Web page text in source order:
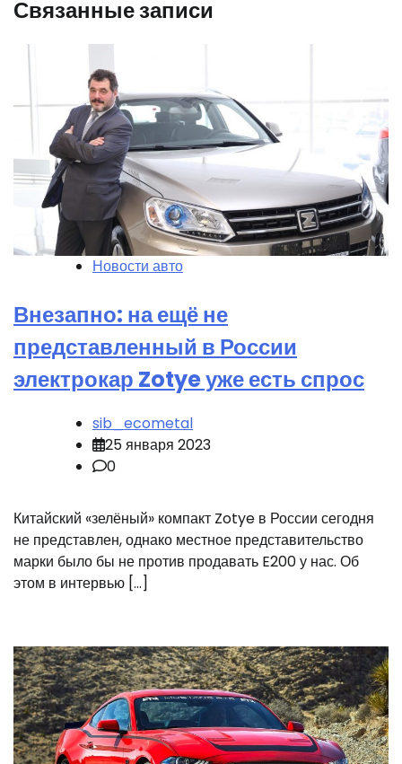
Связанные записи
Новости авто
Внезапно: на ещё не
представленный в России
электрокар Zotye уже есть спрос
sib_ecometal
25 января 2023
0
Китайский «зелёный» компакт Zotye в России сегодня
не представлен, однако местное представительство
марки было бы не против продавать E200 у нас. Об
этом в интервью […]